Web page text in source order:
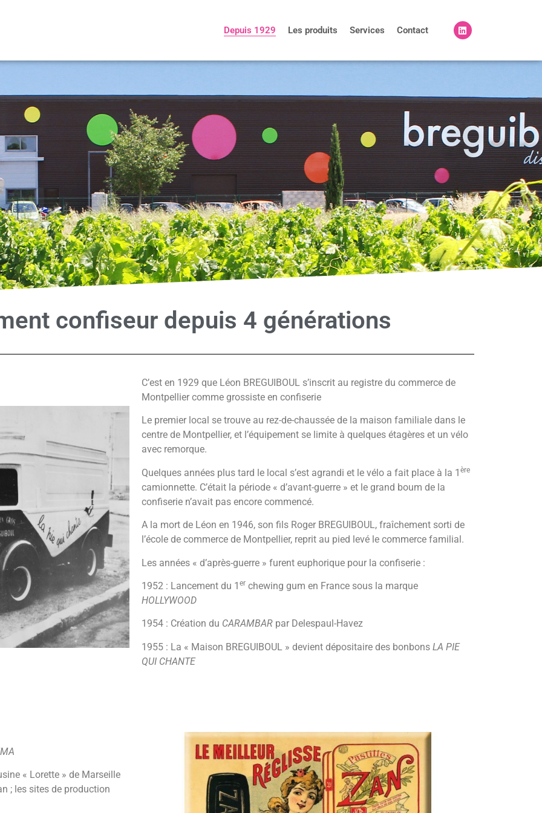
Depuis 1929 Les produits Services Contact
confiseur depuis 4 générations
C’est en 1929 que Léon BREGUIBOUL s’inscrit au registre du commerce de
Montpellier comme grossiste en confiserie
Le premier local se trouve au rez-de-chaussée de la maison familiale dans le
centre de Montpellier, et l’équipement se limite à quelques étagères et un vélo
avec remorque.
Quelques années plus tard le local s’est agrandi et le vélo a fait place à la 1 ère
camionnette. C’était la période « d’avant-guerre » et le grand boum de la
confiserie n’avait pas encore commencé.
A la mort de Léon en 1946, son fils Roger BREGUIBOUL, fraîchement sorti de
l’école de commerce de Montpellier, reprit au pied levé le commerce familial.
Les années « d’après-guerre » furent euphorique pour la confiserie :
1952 : Lancement du 1 er chewing gum en France sous la marque
HOLLYWOOD
1954 : Création du CARAMBAR par Delespaul-Havez
1955 : La « Maison BREGUIBOUL » devient dépositaire des bonbons LA PIE
QUI CHANTE
« Lorette » de Marseille
; les sites de production